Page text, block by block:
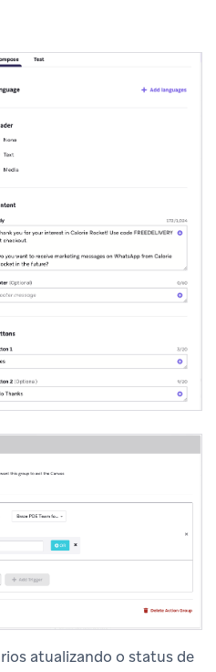
atualizando o status de